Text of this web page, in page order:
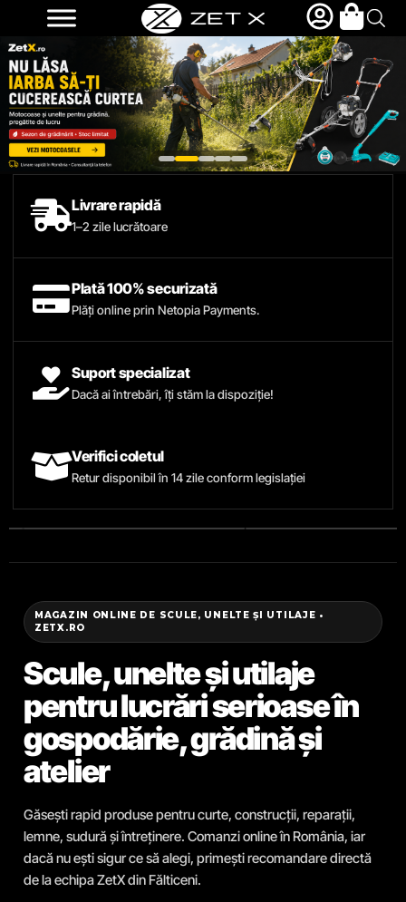
Livrare rapidă
1–2 zile lucrătoare
Plată 100% securizată
Plăți online prin Netopia Payments.
Suport specializat
Dacă ai întrebări, îți stăm la dispoziție!
Verifici coletul
Retur disponibil în 14 zile conform legislației
MAGAZIN ONLINE DE SCULE, UNELTE ȘI UTILAJE •
ZETX.RO
Scule, unelte și utilaje
pentru lucrări serioase în
gospodărie, grădină și
atelier
Găsești rapid produse pentru curte, construcții, reparații,
lemne, sudură și întreținere. Comanzi online în România, iar
dacă nu ești sigur ce să alegi, primești recomandare directă
de la echipa ZetX din Fălticeni.